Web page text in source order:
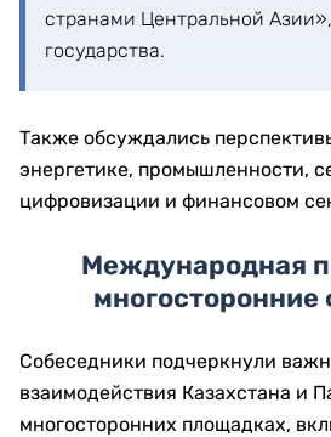
странами Центральной
государства.
Также обсуждались
энергетике, промышленности,
цифровизации и финансовом
Международная
Собеседники подчеркнули
взаимодействия Казахстана и
многосторонних площадках,